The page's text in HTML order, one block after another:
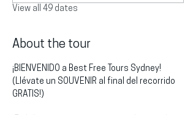
View all 49 dates
About the tour
¡BIENVENIDO a Best Free Tours Sydney!
(Llévate un SOUVENIR al final del recorrido
GRATIS!)